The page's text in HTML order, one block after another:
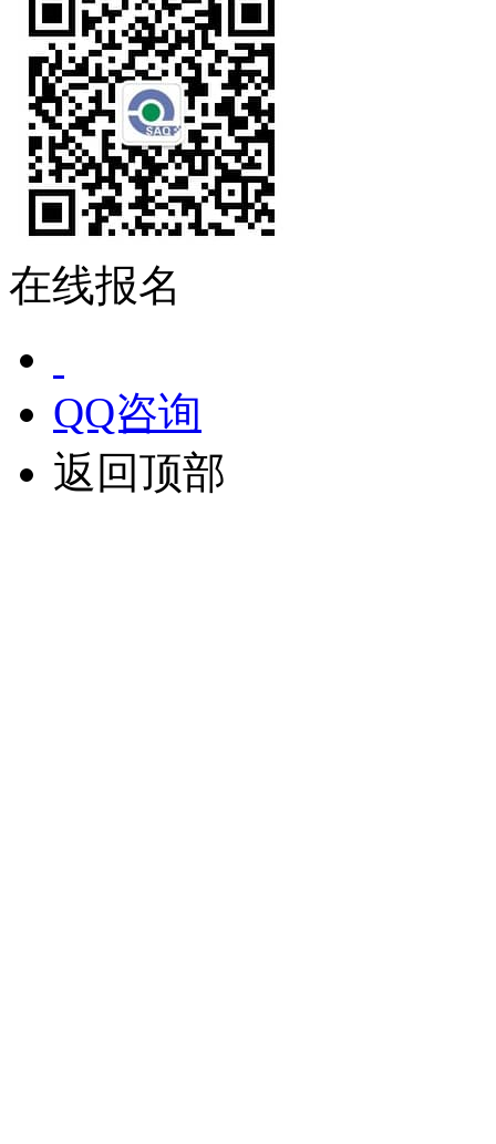
在线报名
QQ咨询
返回顶部